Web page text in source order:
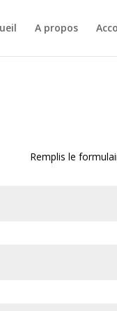
A propos
Remplis le